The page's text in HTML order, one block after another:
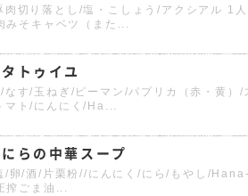
肉切り落とし/塩・こしょう/アクシアル 1人
そキャベツ（また...
トゥイユ
なす/玉ねぎ/ピーマン/パプリカ（赤・黄）/
マト/にんにく/Ha...
らの中華スープ
/卵/酒/片栗粉//にんにく/にら/もやし/
搾ごま油...